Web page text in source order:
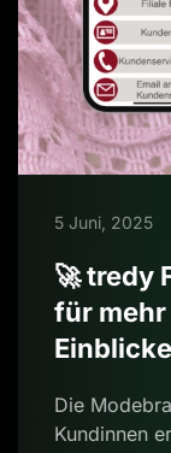
5 Juni, 2025
🚀 tredy
für
Die
Kundinnen